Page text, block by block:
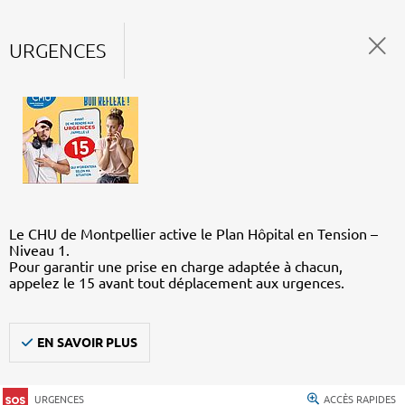
URGENCES
Le CHU de Montpellier active le Plan Hôpital en Tension –
Niveau 1.
Pour garantir une prise en charge adaptée à chacun,
appelez le 15 avant tout déplacement aux urgences.
EN SAVOIR PLUS
URGENCES ACCÈS RAPIDES